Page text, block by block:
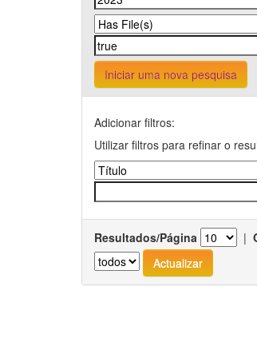
Iniciar uma nova pesquisa
Adicionar filtros:
Utilizar filtros para refinar o
Resultados/Página |